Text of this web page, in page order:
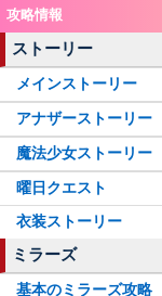
攻略情報
ストーリー
メインストーリー
アナザーストーリー
魔法少女ストーリー
曜日クエスト
衣装ストーリー
ミラーズ
基本のミラーズ攻略